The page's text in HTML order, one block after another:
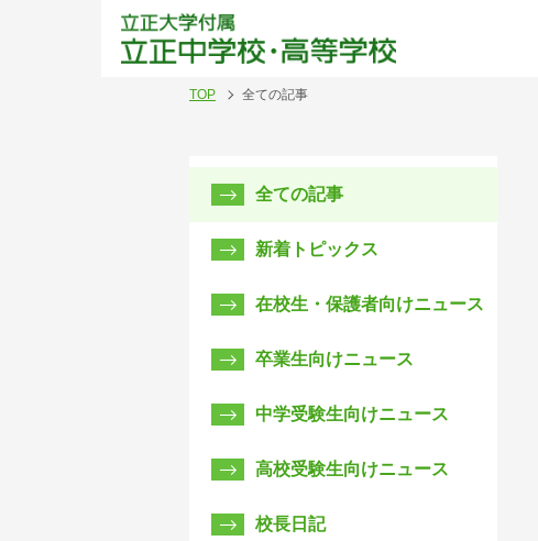
立正大
TOP 全ての記事
全ての記事
新着トピックス
在校生・保護者向けニュース
卒業生向けニュース
中学受験生向けニュース
高校受験生向けニュース
校長日記